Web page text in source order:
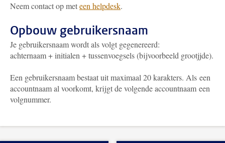
Neem contact op meteen helpdesk.
Opbouw gebruikersnaam
Je gebruikersnaam wordt als volgt gegenereerd:
achternaam + initialen + tussenvoegsels (bijvoorbeeld grootjjde).
Een gebruikersnaam bestaat uit maximaal 20 karakters. Als een
accountnaam al voorkomt, krijgt de volgende accountnaam een
volgnummer.